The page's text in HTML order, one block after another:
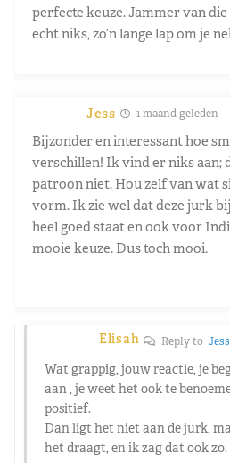
perfecte keuze. Jammer van
echt niks, zo’n lange lap om je
Jess 1 maand geleden
Bijzonder en interessant hoe
verschillen! Ik vind er niks aan;
patroon niet. Hou zelf van wat
vorm. Ik zie wel dat deze jurk
heel goed staat en ook voor
mooie keuze. Dus toch mooi.
Elisah Reply toJess
Wat grappig, jouw reactie, je
aan , je weet het ook te
positief.
Dan ligt het niet aan de jurk,
het draagt, en ik zag dat ook zo.